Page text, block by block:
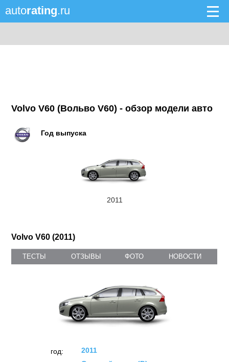
autorating.ru
Volvo V60 (Вольво V60) - обзор модели авто
Год выпуска
2011
Volvo V60 (2011)
ТЕСТЫ ОТЗЫВЫ ФОТО НОВОСТИ
год:
2011